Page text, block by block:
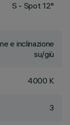
S - Spot 12°
e inclinazione
su/giù
4000 K
3